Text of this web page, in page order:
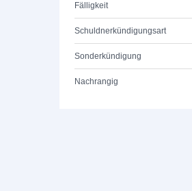
Fälligkeit
Schuldnerkündigungsart
Sonderkündigung
Nachrangig